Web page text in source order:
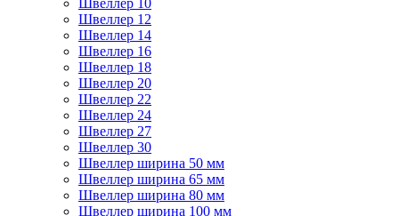
Швеллер 10
Швеллер 12
Швеллер 14
Швеллер 16
Швеллер 18
Швеллер 20
Швеллер 22
Швеллер 24
Швеллер 27
Швеллер 30
Швеллер ширина 50 мм
Швеллер ширина 65 мм
Швеллер ширина 80 мм
Швеллер ширина 100 мм